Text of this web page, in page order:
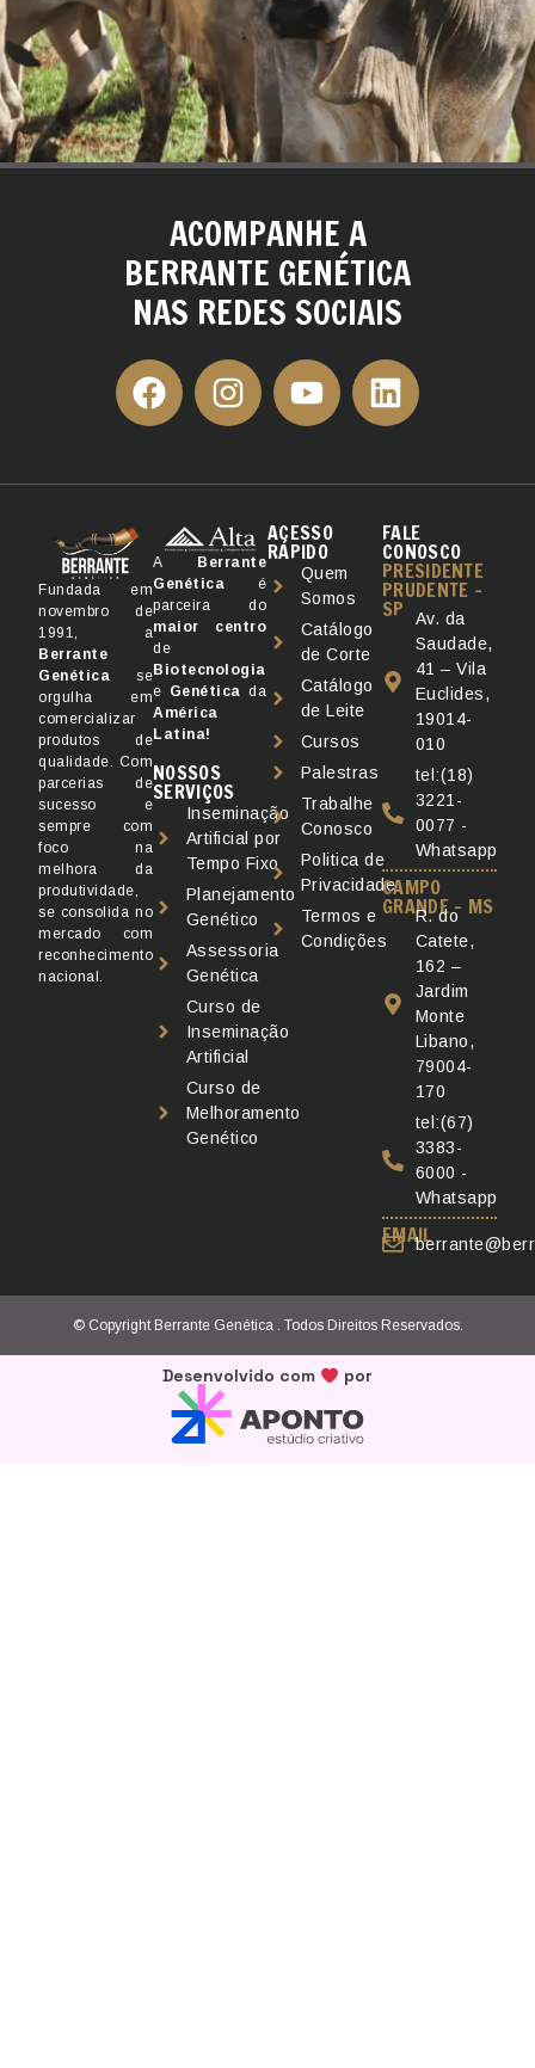
ACOMPANHE A
BERRANTE GENÉTICA
NAS REDES SOCIAIS
Fundada em
novembro de
1991, a
Berrante
Genética se
orgulha em
comercializar
produtos de
qualidade. Com
parcerias de
sucesso e
sempre com
foco na
melhora da
produtividade,
se consolida no
mercado com
reconhecimento
nacional.
NOSSOS
SERVIÇOS
Inseminação
Artificial por
Tempo Fixo
Planejamento
Genético
Assessoria
Genética
Curso de
Inseminação
Artificial
Curso de
Melhoramento
Genético
A
Berrante
Genética é
parceira do
maior centro
de
Biotecnologia
e Genética da
América
Latina!
ACESSO
RÁPIDO
Quem
Somos
Catálogo
de Corte
Catálogo
de Leite
Cursos
Palestras
Trabalhe
Conosco
Politica de
Privacidade
Termos e
Condições
FALE
CONOSCO
PRESIDENTE
PRUDENTE -
SP
Av. da
Saudade,
41 – Vila
Euclides,
19014-
010
tel:(18)
3221-
0077 -
Whatsapp
CAMPO
GRANDE - MS
R. do
Catete,
162 –
Jardim
Monte
Libano,
79004-
170
tel:(67)
3383-
6000 -
Whatsapp
EMAIL
© Copyright Berrante Genética . Todos Direitos Reservados.
Desenvolvido com por